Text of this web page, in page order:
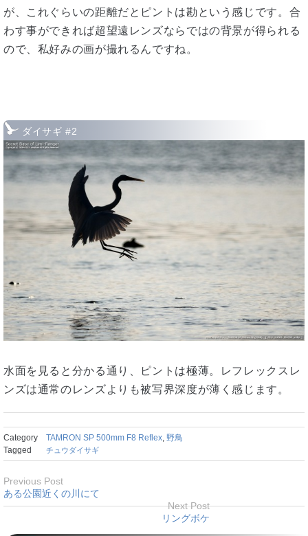
が、これぐらいの距離だとピントは勘という感じです。合
わす事ができれば超望遠レンズならではの背景が得られる
ので、私好みの画が撮れるんですね。
ダイサギ #2
水面を見ると分かる通り、ピントは極薄。レフレックスレ
ンズは通常のレンズよりも被写界深度が薄く感じます。
Category TAMRON SP 500mm F8 Reflex 野鳥
Tagged
チュウダイサギ
Previous Post
ある公園近くの川にて
Next Post
リングボケ